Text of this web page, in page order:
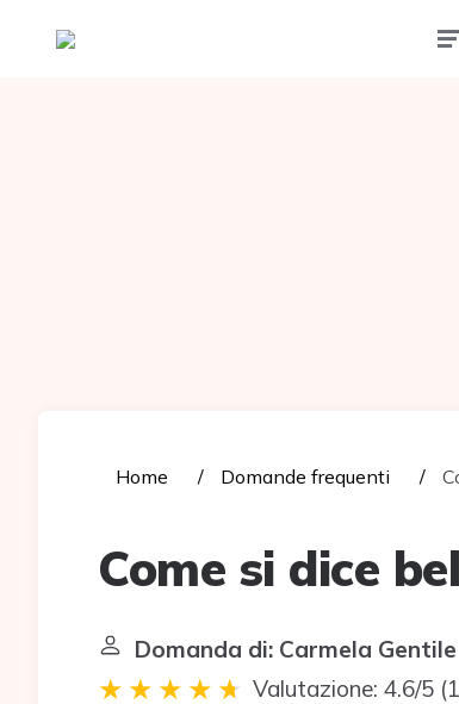
Tattoomuse.it
Home Domande frequenti
Come si dice
Domanda di: Carmela Gentile
Valutazione: 4.6/5 (